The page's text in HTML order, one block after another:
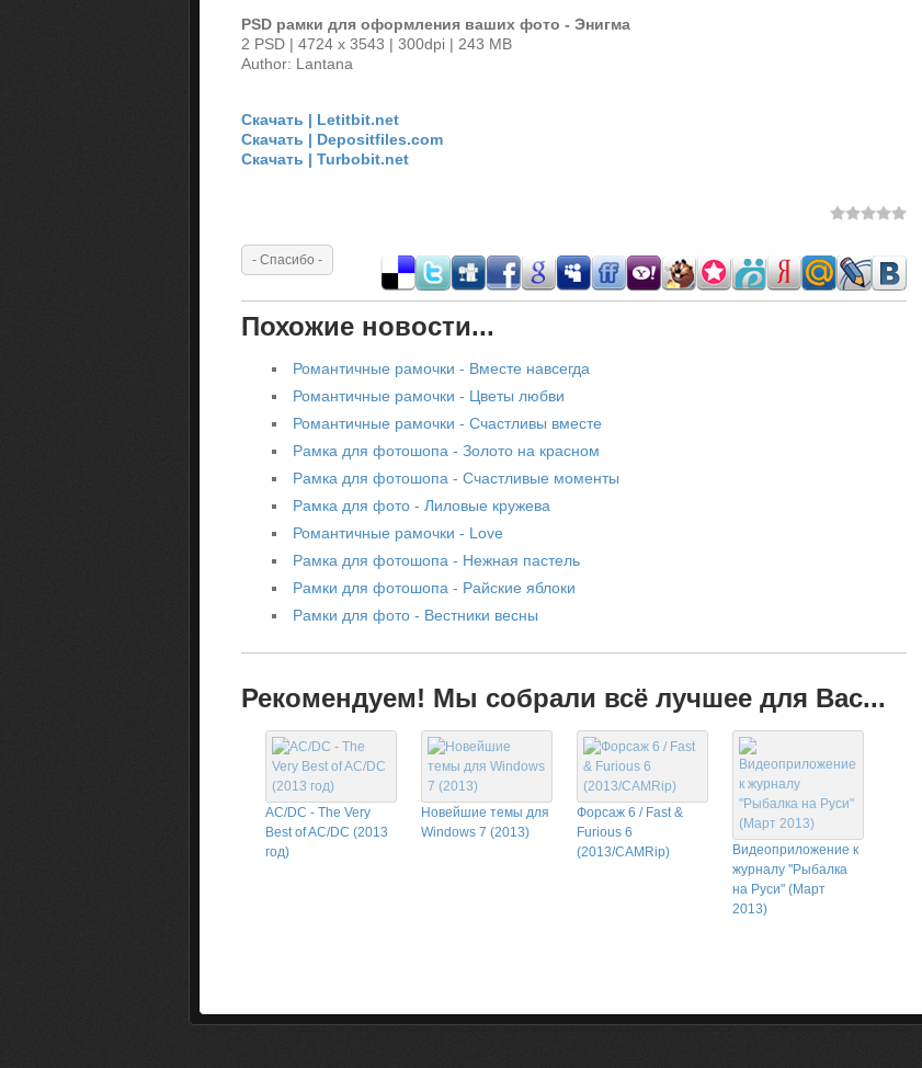
PSD рамки для оформления ваших фото - Энигма
2 PSD | 4724 x 3543 | 300dpi | 243 MB
Author: Lantana
Скачать | Letitbit.net
Скачать | Depositfiles.com
Скачать | Turbobit.net
Похожие новости...
Романтичные рамочки - Вместе навсегда
Романтичные рамочки - Цветы любви
Романтичные рамочки - Счастливы вместе
Рамка для фотошопа - Золото на красном
Рамка для фотошопа - Счастливые моменты
Рамка для фото - Лиловые кружева
Романтичные рамочки - Love
Рамка для фотошопа - Нежная пастель
Рамки для фотошопа - Райские яблоки
Рамки для фото - Вестники весны
Рекомендуем! Мы собрали всё лучшее для Вас...
AC/DC - The Very
Best of AC/DC (2013
год)
Новейшие темы для
Windows 7 (2013)
Форсаж 6 / Fast &
Furious 6
(2013/CAMRip)
Видеоприложение к
журналу "Рыбалка
на Руси" (Март
2013)